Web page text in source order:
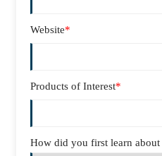
Website*
Products of Interest*
How did you first learn